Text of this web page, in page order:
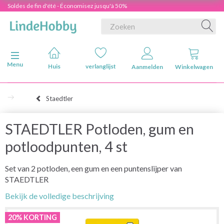
Soldes de fin d'été - Économisez jusqu'à 50%
Navigatie in-/uitschakelen
Menu
Huis verlanglijst Aanmelden Winkelwagen
Staedtler
STAEDTLER Potloden, gum en
potloodpunten, 4 st
Set van 2 potloden, een gum en een puntenslijper van
STAEDTLER
Bekijk de volledige beschrijving
20% KORTING